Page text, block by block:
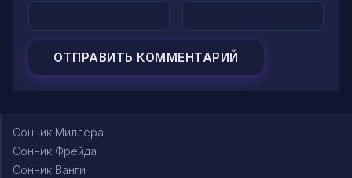
Сонник Миллера
Сонник Фрейда
Сонник Ванги